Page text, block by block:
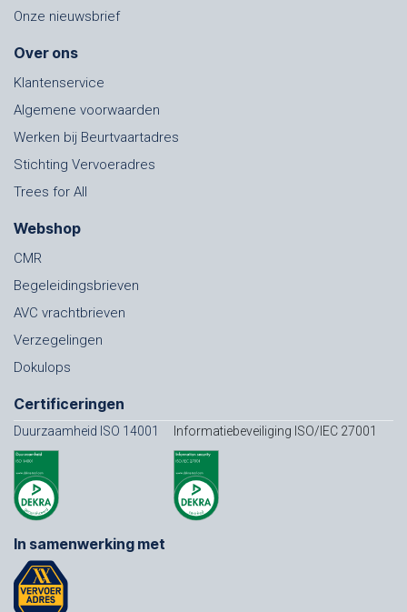
Onze nieuwsbrief
Over ons
Klantenservice
Algemene voorwaarden
Werken bij Beurtvaartadres
Stichting Vervoeradres
Trees for All
Webshop
CMR
Begeleidingsbrieven
AVC vrachtbrieven
Verzegelingen
Dokulops
Certificeringen
Duurzaamheid ISO 14001 Informatiebeveiliging ISO/IEC 27001
In samenwerking met